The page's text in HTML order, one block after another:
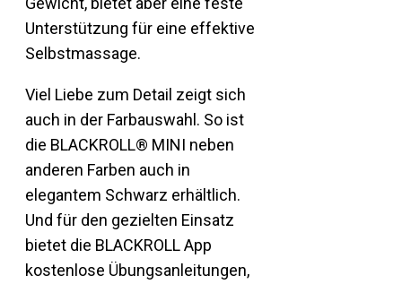
Unterstützung für eine effektive
Selbstmassage.
Viel Liebe zum Detail zeigt sich
auch in der Farbauswahl. So ist
die BLACKROLL® MINI neben
anderen Farben auch in
elegantem Schwarz erhältlich.
Und für den gezielten Einsatz
bietet die BLACKROLL App
kostenlose Übungsanleitungen,